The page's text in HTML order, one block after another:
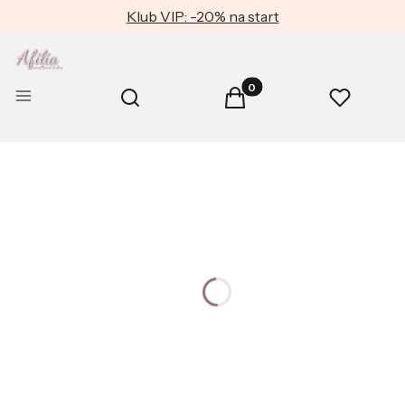
Klub VIP: -20% na start
Menu Otwórz wyszukiwarkę
Szukaj Produkty w koszyku: 0.
Koszyk Ulubione